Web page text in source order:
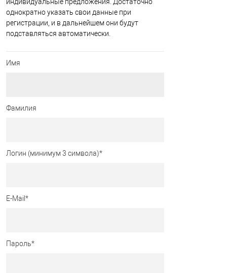
однократно указать свои данные при
регистрации, и в дальнейшем они будут
подставляться автоматически.
Имя
Фамилия
Логин (минимум 3 символа)*
E-Mail *
Пароль*